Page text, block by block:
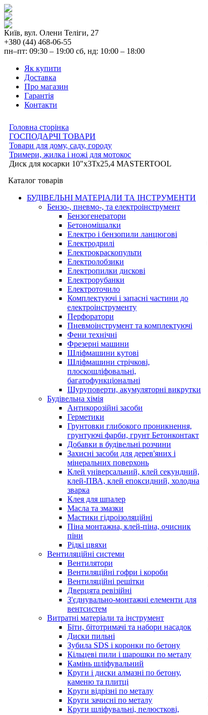
Київ, вул. Олени Теліги, 27
+380 (44) 468-06-55
пн–пт: 09:30 – 19:00 сб, нд: 10:00 – 18:00
Як купити
Доставка
Про магазин
Гарантія
Контакти
Головна сторінка
ГОСПОДАРЧІ ТОВАРИ
Товари для дому, саду, городу
Тримери, жилка і ножі для мотокос
Диск для косарки 10"х3Тх25,4 MASTERTOOL
Каталог товарів
БУДІВЕЛЬНІ МАТЕРІАЛИ ТА ІНСТРУМЕНТИ
Бензо-, пневмо-, та електроінструмент
Бензогенератори
Бетономішалки
Електро і бензопили ланцюгові
Електродрилі
Електрокраскопульти
Електролобзики
Електропилки дискові
Електрорубанки
Електроточило
Комплектуючі і запасні частини до
електроінструменту
Перфоратори
Пневмоінструмент та комплектуючі
Фени технічні
Фрезерні машини
Шліфмашини кутові
Шліфмашини стрічкові,
плоскошліфовальні,
багатофункціональні
Шуруповерти, акумуляторні викрутки
Будівельна хімія
Антикорозійні засоби
Герметики
Грунтовки глибокого проникнення,
грунтуючі фарби, грунт Бетонконтакт
Добавки в будівельні розчини
Захисні засоби для дерев'яних і
мінеральних поверхонь
Клей універсальний, клей секундний,
клей-ПВА, клей епоксидний, холодна
зварка
Клея для шпалер
Масла та змазки
Мастики гідроізоляційні
Піна монтажна, клей-піна, очисник
піни
Рідкі цвяхи
Вентиляційні системи
Вентилятори
Вентиляційні гофри і короби
Вентиляційні решітки
Дверцята ревізійні
З'єднувально-монтажні елементи для
вентсистем
Витратні матеріали та інструмент
Біти, бітотримачі та набори насадок
Диски пильні
Зубила SDS і коронки по бетону
Кільцеві пили і шарошки по металу
Камінь шліфувальний
Круги і диски алмазні по бетону,
каменю та плитці
Круги відрізні по металу
Круги зачисні по металу
Круги шліфувальні, пелюсткові,